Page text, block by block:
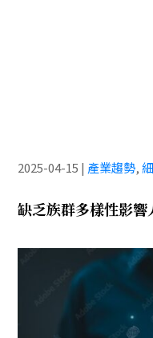
2025-04-15 | 產業趨勢,
缺乏族群多樣性影